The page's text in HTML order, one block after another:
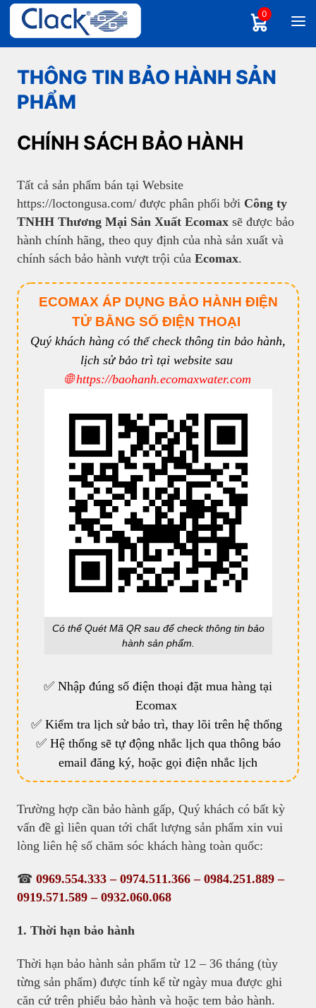
0
THÔNG TIN BẢO HÀNH SẢN
PHẨM
CHÍNH SÁCH BẢO HÀNH
Tất cả sản phẩm bán tại Website
https://loctongusa.com/ được phân phối bởi Công ty
TNHH Thương Mại Sản Xuất Ecomax sẽ được bảo
hành chính hãng, theo quy định của nhà sản xuất và
chính sách bảo hành vượt trội củaEcomax.
ECOMAX ÁP DỤNG BẢO HÀNH ĐIỆN
TỬ BẰNG SỐ ĐIỆN THOẠI
Quý khách hàng có thể check thông tin bảo hành,
lịch sử bảo trì tại website sau
🌐 https://baohanh.ecomaxwater.com
Có thể Quét Mã QR sau để check thông tin bảo
hành sản phẩm.
✅ Nhập đúng số điện thoại đặt mua hàng tại
Ecomax
✅ Kiểm tra lịch sử bảo trì, thay lõi trên hệ thống
✅ Hệ thống sẽ tự động nhắc lịch qua thông báo
email đăng ký, hoặc gọi điện nhắc lịch
Trường hợp cần bảo hành gấp, Quý khách có bất kỳ
vấn đề gì liên quan tới chất lượng sản phẩm xin vui
lòng liên hệ số chăm sóc khách hàng toàn quốc:
☎0969.554.333 – 0974.511.366 – 0984.251.889 –
0919.571.589 – 0932.060.068
1. Thời hạn bảo hành
Thời hạn bảo hành sản phẩm từ 12 – 36 tháng (tùy
từng sản phẩm) được tính kể từ ngày mua được ghi
căn cứ trên phiếu bảo hành và hoặc tem bảo hành.